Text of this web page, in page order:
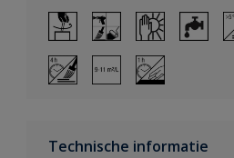
Technische informatie